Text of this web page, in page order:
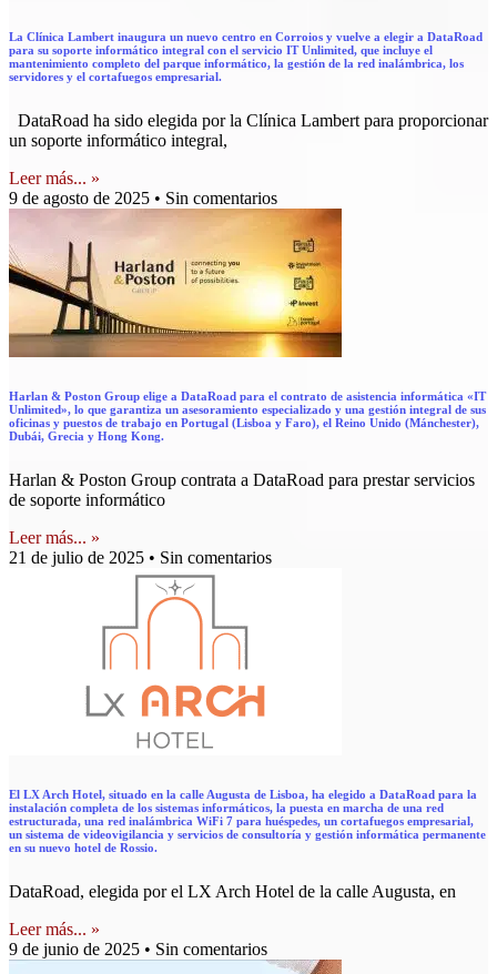
La Clínica Lambert inaugura un nuevo centro en Corroios y vuelve a elegir a DataRoad
para su soporte informático integral con el servicio IT Unlimited, que incluye el
mantenimiento completo del parque informático, la gestión de la red inalámbrica, los
servidores y el cortafuegos empresarial.
DataRoad ha sido elegida por la Clínica Lambert para proporcionar
un soporte informático integral,
Leer más... »
9 de agosto de 2025
Sin comentarios
Harlan & Poston Group elige a DataRoad para el contrato de asistencia informática «IT
Unlimited», lo que garantiza un asesoramiento especializado y una gestión integral de sus
oficinas y puestos de trabajo en Portugal (Lisboa y Faro), el Reino Unido (Mánchester),
Dubái, Grecia y Hong Kong.
Harlan & Poston Group contrata a DataRoad para prestar servicios
de soporte informático
Leer más... »
21 de julio de 2025
Sin comentarios
El LX Arch Hotel, situado en la calle Augusta de Lisboa, ha elegido a DataRoad para la
instalación completa de los sistemas informáticos, la puesta en marcha de una red
estructurada, una red inalámbrica WiFi 7 para huéspedes, un cortafuegos empresarial,
un sistema de videovigilancia y servicios de consultoría y gestión informática permanente
en su nuevo hotel de Rossio.
DataRoad, elegida por el LX Arch Hotel de la calle Augusta, en
Leer más... »
9 de junio de 2025
Sin comentarios